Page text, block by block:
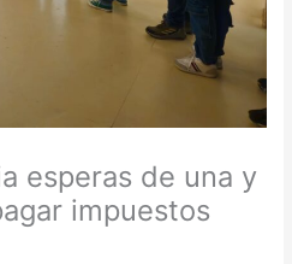
esperas de una y
impuestos